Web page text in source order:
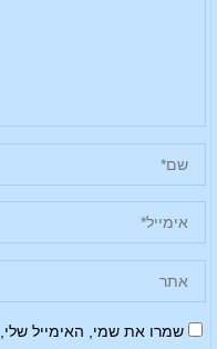
שמרו את שמי, האימייל